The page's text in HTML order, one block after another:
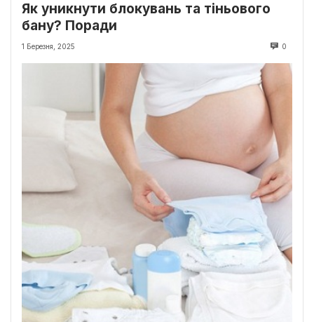
Як уникнути блокувань та тіньового
бану? Поради
1 Березня, 2025 0